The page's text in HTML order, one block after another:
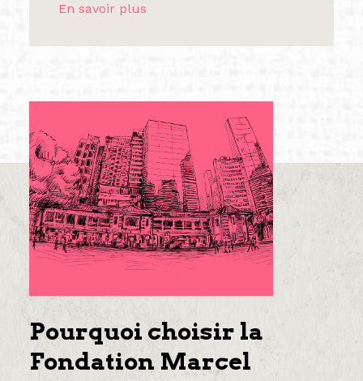
En savoir plus
Pourquoi choisir la
Fondation Marcel